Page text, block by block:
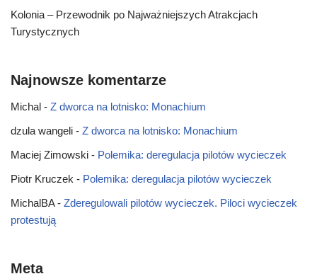
Kolonia – Przewodnik po Najważniejszych Atrakcjach
Turystycznych
Najnowsze komentarze
Michal - Z dworca na lotnisko: Monachium
dzula wangeli - Z dworca na lotnisko: Monachium
Maciej Zimowski - Polemika: deregulacja pilotów wycieczek
Piotr Kruczek - Polemika: deregulacja pilotów wycieczek
MichalBA- Zderegulowali pilotów wycieczek. Piloci wycieczek
protestują
Meta